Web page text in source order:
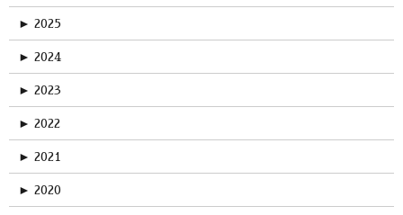
► 2025
► 2024
► 2023
► 2022
► 2021
► 2020